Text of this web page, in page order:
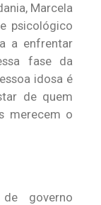
Marcela
psicológico
a enfrentar
fase da
idosa é
de quem
merecem o
governo